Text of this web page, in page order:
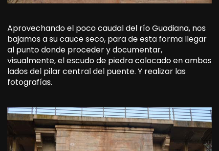
Aprovechando el poco caudal del río Guadiana, nos
bajamos a su cauce seco, para de esta forma llegar
al punto donde proceder y documentar,
visualmente, el escudo de piedra colocado en ambos
lados del pilar central del puente. Y realizar las
fotografías.